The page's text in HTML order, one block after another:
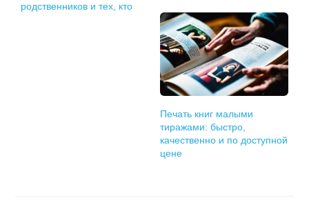
родственников и тех, кто
Печать книг малыми
тиражами: быстро,
качественно и по доступной
цене